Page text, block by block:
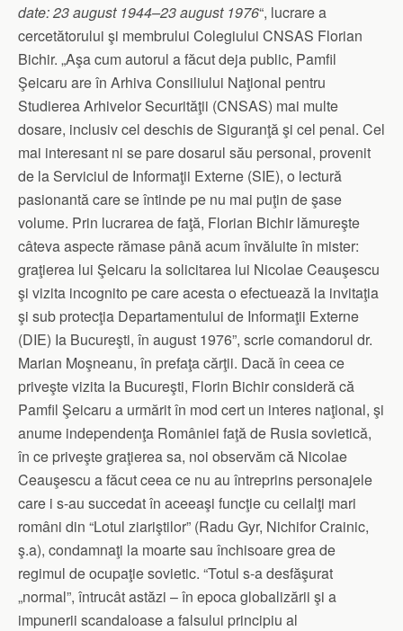
date: 23 august 1944–23 august 1976“, lucrare a
cercetătorului şi membrului Colegiului CNSAS Florian
Bichir. „Aşa cum autorul a făcut deja public, Pamfil
Şeicaru are în Arhiva Consi­liului Naţional pentru
Studierea Arhivelor Securităţii (CNSAS) mai multe
dosare, inclusiv cel deschis de Siguranţă şi cel penal. Cel
mai interesant ni se pare dosarul său personal, provenit
de la Serviciul de Informaţii Externe (SIE), o lectură
pasionantă care se întinde pe nu mai puţin de şase
volume. Prin lucrarea de faţă, Florian Bichir lămureşte
câteva aspecte rămase până acum învăluite în mister:
graţierea lui Şeicaru la solicitarea lui Nicolae Ceauşescu
şi vizita incognito pe care acesta o efectuează la invitaţia
şi sub protecţia Departamentului de In­formaţii Externe
(DIE) Ia Bucureşti, în august 1976”, scrie comandorul dr.
Marian Moşneanu, în prefaţa cărţii. Dacă în ceea ce
priveşte vizita la Bucureşti, Florin Bichir consideră că
Pamfil Şeicaru a urmărit în mod cert un interes naţional, şi
anume independenţa României faţă de Rusia sovietică,
în ce priveşte graţierea sa, noi observăm că Nicolae
Ceauşescu a făcut ceea ce nu au întreprins personajele
care i s-au succedat în aceeaşi funcţie cu ceilalţi mari
români din “Lotul ziariştilor” (Radu Gyr, Nichifor Crainic,
ş.a), condamnaţi la moarte sau închisoare grea de
regimul de ocupaţie sovietic. “Totul s-a desfăşurat
„normal”, întrucât astăzi – în epoca globalizării şi a
impunerii scandaloase a falsului principiu al